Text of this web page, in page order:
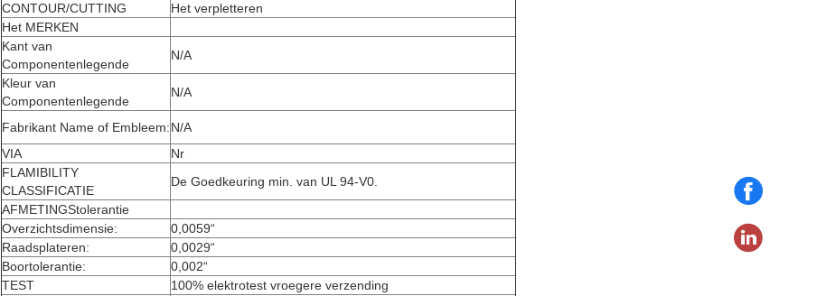
CONTOUR/CUTTING
Het verpletteren
Het MERKEN
Kant van
Componentenlegende
N/A
Kleur van
Componentenlegende
N/A
Fabrikant Name of Embleem:N/A
VIA
Nr
FLAMIBILITY
CLASSIFICATIE
De Goedkeuring min. van UL 94-V0.
AFMETINGStolerantie
Overzichtsdimensie:
0,0059“
Raadsplateren:
0,0029“
Boortolerantie:
0,002“
TEST
100% elektrotest vroegere verzending